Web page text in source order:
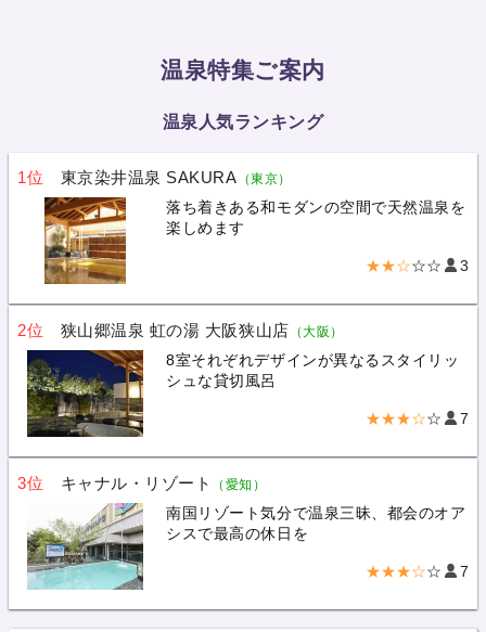
温泉特集ご案内
温泉人気ランキング
1位 東京染井温泉 SAKURA （東京）
落ち着きある和モダンの空間で天然温泉を
楽しめます
★★☆☆☆ 3
2位 狭山郷温泉 虹の湯 大阪狭山店 （大阪）
8室それぞれデザインが異なるスタイリッ
シュな貸切風呂
★★★☆☆ 7
3位 キャナル・リゾート （愛知）
南国リゾート気分で温泉三昧、都会のオア
シスで最高の休日を
★★★☆☆ 7